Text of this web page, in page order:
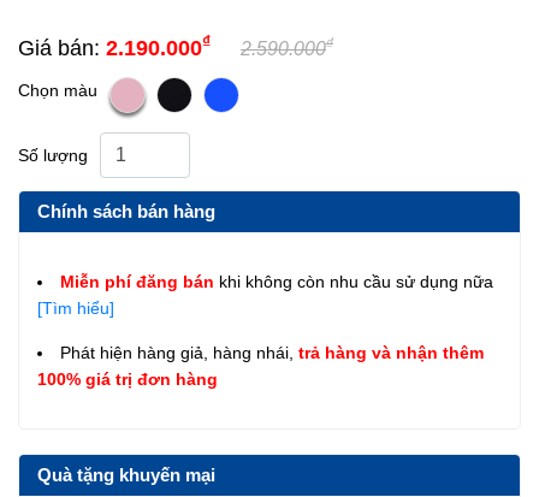
Giá bán: 2.190.000₫ 2.590.000₫
Chọn màu
Số lượng
Chính sách bán hàng
Miễn phí đăng bán khi không còn nhu cầu sử dụng nữa
[Tìm hiểu]
Phát hiện hàng giả, hàng nhái, trả hàng và nhận thêm
100% giá trị đơn hàng
Quà tặng khuyến mại